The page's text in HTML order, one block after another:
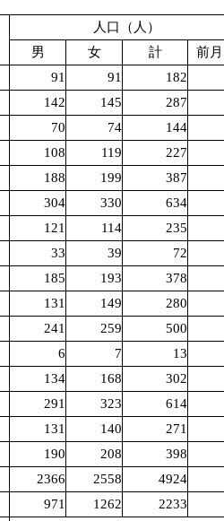
人口（人）
男
女 計
前
91 91
182
142 145
287
70 74
144
108 119
227
188 199
387
304 330
634
121 114
235
33 39
72
185 193
378
131 149
280
241 259
500
6 7
13
134 168
302
291 323
614
131 140
271
190 208
398
2366 2558
4924
971 1262
2233